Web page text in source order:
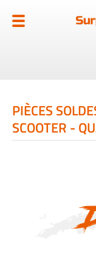
au
contenu
PIÈCES
SCOOTER -